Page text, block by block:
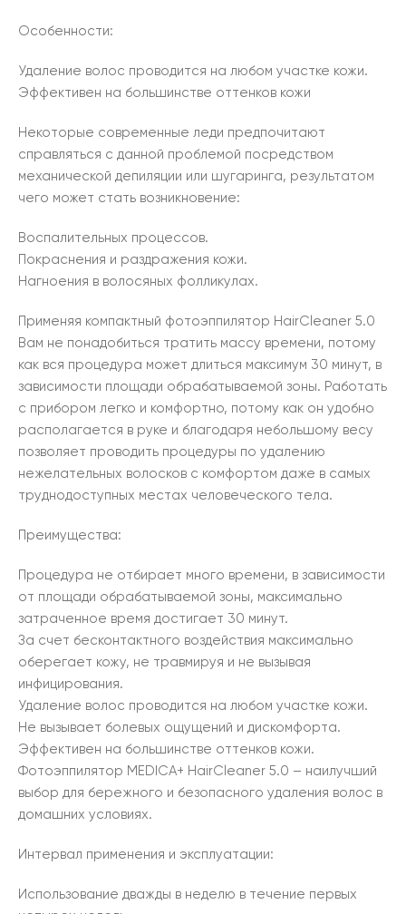
Особенности:
Удаление волос проводится на любом участке кожи.
Эффективен на большинстве оттенков кожи
Некоторые современные леди предпочитают
справляться с данной проблемой посредством
механической депиляции или шугаринга, результатом
чего может стать возникновение:
Воспалительных процессов.
Покраснения и раздражения кожи.
Нагноения в волосяных фолликулах.
Применяя компактный фотоэппилятор HairCleaner 5.0
Вам не понадобиться тратить массу времени, потому
как вся процедура может длиться максимум 30 минут, в
зависимости площади обрабатываемой зоны. Работать
с прибором легко и комфортно, потому как он удобно
располагается в руке и благодаря небольшому весу
позволяет проводить процедуры по удалению
нежелательных волосков с комфортом даже в самых
труднодоступных местах человеческого тела.
Преимущества:
Процедура не отбирает много времени, в зависимости
от площади обрабатываемой зоны, максимально
затраченное время достигает 30 минут.
За счет бесконтактного воздействия максимально
оберегает кожу, не травмируя и не вызывая
инфицирования.
Удаление волос проводится на любом участке кожи.
Не вызывает болевых ощущений и дискомфорта.
Эффективен на большинстве оттенков кожи.
Фотоэппилятор MEDICA+ HairCleaner 5.0 – наилучший
выбор для бережного и безопасного удаления волос в
домашних условиях.
Интервал применения и эксплуатации:
Использование дважды в неделю в течение первых